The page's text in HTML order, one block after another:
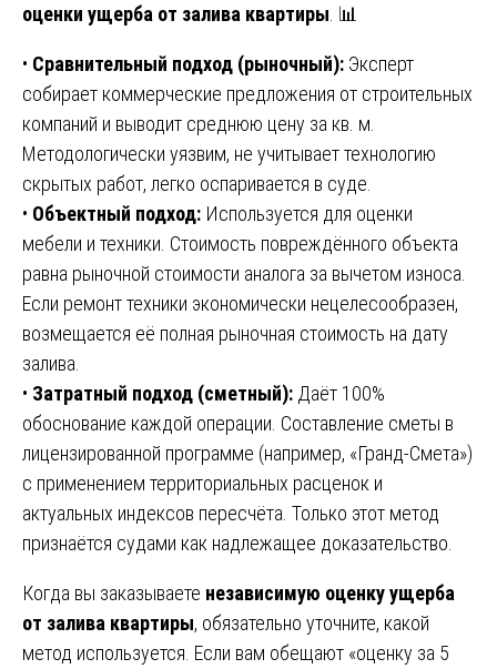
оценки ущерба от залива квартиры . 📊
• Сравнительный подход (рыночный): Эксперт
собирает коммерческие предложения от строительных
компаний и выводит среднюю цену за кв. м.
Методологически уязвим, не учитывает технологию
скрытых работ, легко оспаривается в суде.
• Объектный подход: Используется для оценки
мебели и техники. Стоимость повреждённого объекта
равна рыночной стоимости аналога за вычетом износа.
Если ремонт техники экономически нецелесообразен,
возмещается её полная рыночная стоимость на дату
залива.
• Затратный подход (сметный): Даёт 100%
обоснование каждой операции. Составление сметы в
лицензированной программе (например, «Гранд-Смета»)
с применением территориальных расценок и
актуальных индексов пересчёта. Только этот метод
признаётся судами как надлежащее доказательство.
Когда вы заказываете независимую оценку ущерба
от залива квартиры, обязательно уточните, какой
метод используется. Если вам обещают «оценку за 5